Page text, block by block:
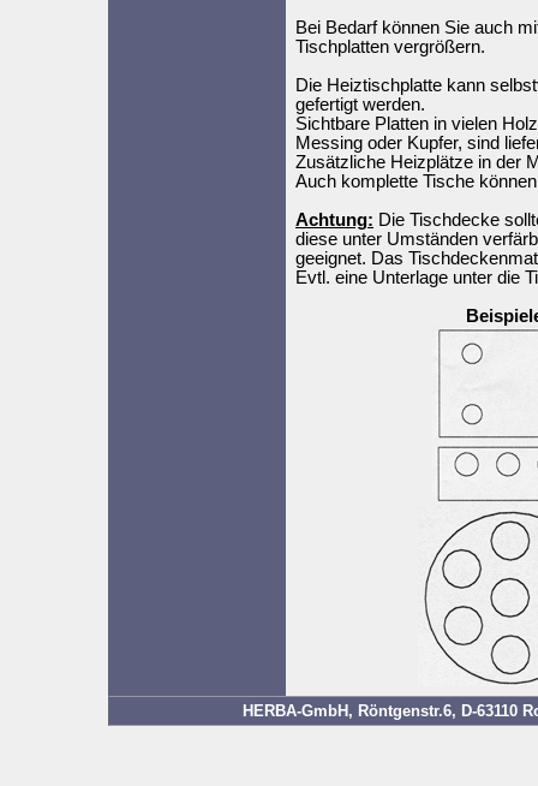
Bei Bedarf können Sie auch
Tischplatten vergrößern.
Die Heiztischplatte kann
gefertigt werden.
Sichtbare Platten in vielen
Messing oder Kupfer, sind
Zusätzliche Heizplätze in der
Auch komplette Tische
Achtung: Die Tischdecke
diese unter Umständen
geeignet. Das
Evtl. eine Unterlage unter die
HERBA-GmbH, Röntgenstr.6, D-63110